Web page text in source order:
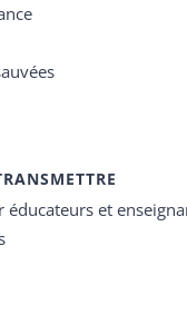
éducateurs et